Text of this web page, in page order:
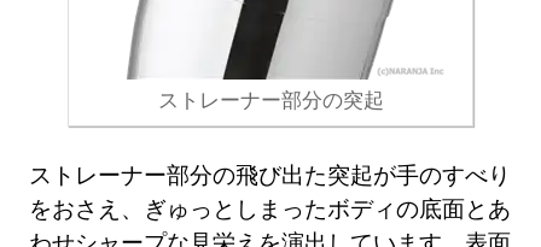
ストレーナー部分の突起
ストレーナー部分の飛び出た突起が手のすべり
をおさえ、ぎゅっとしまったボディの底面とあ